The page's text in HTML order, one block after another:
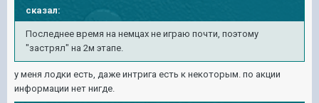
сказал:
Последнее время на немцах не играю почти, поэтому
"застрял" на 2м этапе.
у меня лодки есть, даже интрига есть к некоторым. по акции
информации нет нигде.